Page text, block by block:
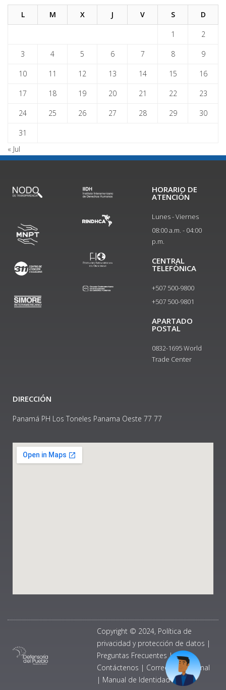
L M X J V S D
1 2
3 4 5 6 7 8 9
10 11 12 13 14 15 16
17 18 19 20 21 22 23
24 25 26 27 28 29 30
31
« Jul
HORARIO DE
ATENCIÓN
Lunes - Viernes
08:00 a.m. - 04:00
p.m.
CENTRAL
TELEFÓNICA
+507 500-9800
+507 500-9801​
APARTADO
POSTAL
0832-1695 World
Trade Center
DIRECCIÓN
Panamá PH Los Toneles Panama Oeste 77 77
Copyright © 2024, Política de
privacidad y protección de datos |
Preguntas Frecuentes |
Contáctenos | Correo Institucional
| Manual de Identidad Visual